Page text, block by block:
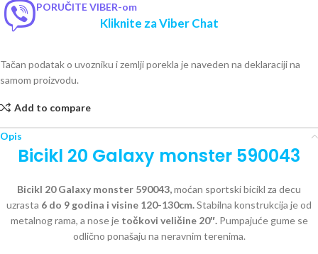
PORUČITE VIBER-om
Kliknite za Viber Chat
Tačan podatak o uvozniku i zemlji porekla je naveden na deklaraciji na
samom proizvodu.
Add to compare
Opis
Bicikl 20 Galaxy monster 590043
Bicikl 20 Galaxy monster 590043,moćan sportski bicikl za decu
uzrasta 6 do 9 godina i visine 120-130cm.Stabilna konstrukcija je od
metalnog rama, a nose je točkovi veličine 20″.Pumpajuće gume se
odlično ponašaju na neravnim terenima.